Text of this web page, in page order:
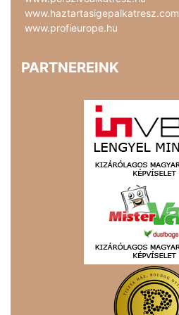
www.haztartasigepalkatresz.com
www.profieurope.hu
PARTNEREINK